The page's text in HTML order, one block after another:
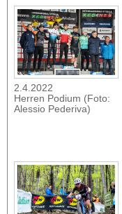
2.4.2022
Herren Podium (Foto:
Alessio Pederiva)